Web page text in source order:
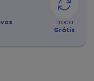
Troca
Grátis